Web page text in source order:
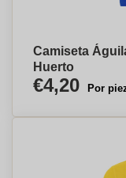
Camiseta
Huerto
€4,20 Por